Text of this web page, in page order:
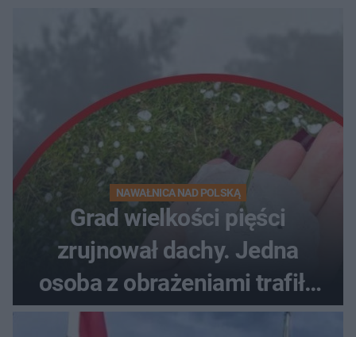
NAWAŁNICA NAD POLSKĄ
Grad wielkości pięści
zrujnował dachy. Jedna
osoba z obrażeniami trafiła
do szpitala